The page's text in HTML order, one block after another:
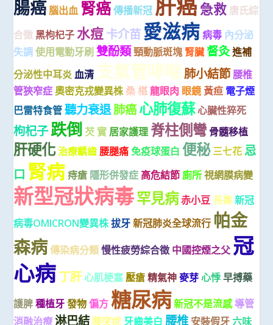
腸癌腦出血 腎癌 傳播新冠 急救 唐氏綜
合徵 黑枸杞子 水痘卡介苗愛滋病 病毒 內分泌
失調 使用電動牙刷 雙酚類頸動脈斑塊 腎臟 督灸進補
分泌性中耳炎 血清 支氣管哮喘肺小結節 腰椎
管狹窄症 奧密克戎變異株 桑 椹 龍眼肉 眼鏡黃疸 電子煙
巴雷特食管 聽力衰退肺癌心肺復蘇心臟性猝死
枸杞子跌倒 芡 實 居家護理 脊柱側彎 骨髓移植
肝硬化治療齲齒 腰腿痛 免疫球蛋白 便秘 三七花 忌
口 腎病 痔瘡 隱形併發症 高危結節 廁所 視網膜病變
新型冠狀病毒罕見病赤小豆 長壽 新冠
病毒OMICRON變異株拔牙 新冠肺炎全球流行 帕金
森病傳染病分類 慢性疲勞綜合徵 中國控煙之父 冠
心病丁肝 心肌梗塞 壓瘡 精氣神 麥芽 心悸 早搏藥
護脾 種植牙 發物 偏方 糖尿病新冠不是流感 導管
消融治療 淋巴結 腰突症 牙齒美白 腰椎 安裝假牙 六味